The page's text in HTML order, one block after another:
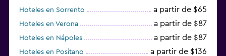
Hoteles en Sorrento a partir de $65
Hoteles en Verona a partir de $87
Hoteles en Nápoles a partir de $87
Hoteles en Positano a partir de $136